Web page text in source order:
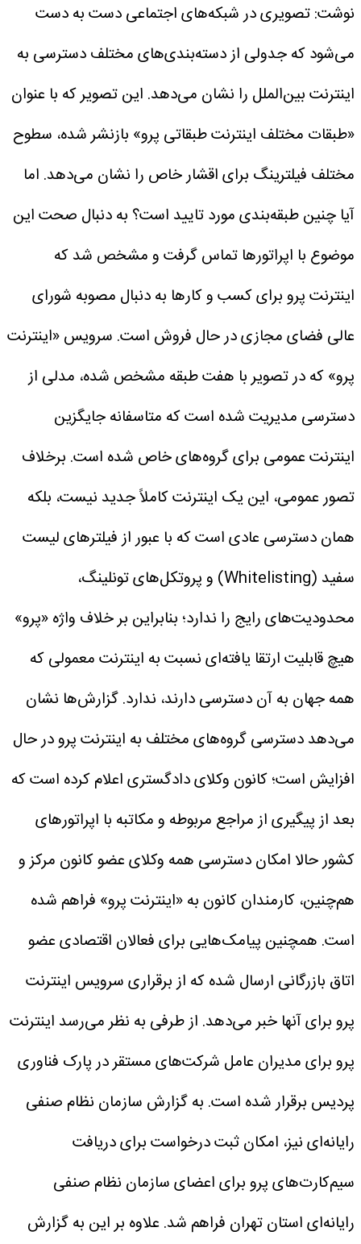
نوشت: تصویری در شبکه‌های اجتماعی دست‌ به‌ دست
می‌شود که جدولی از دسته‌بندی‌های مختلف دسترسی به
اینترنت بین‌الملل را نشان می‌دهد. این تصویر که با عنوان
«طبقات مختلف اینترنت طبقاتی پرو» بازنشر شده، سطوح
مختلف فیلترینگ برای اقشار خاص را نشان می‌دهد. اما
آیا چنین طبقه‌بندی مورد تایید است؟ به دنبال صحت این
موضوع با اپراتور‌ها تماس گرفت و مشخص شد که
اینترنت پرو برای کسب و کار‌ها به دنبال مصوبه شورای
عالی فضای مجازی در حال فروش است. سرویس «اینترنت
پرو» که در تصویر با هفت طبقه مشخص شده، مدلی از
دسترسی مدیریت‌ شده است که متاسفانه جایگزین
اینترنت عمومی برای گروه‌های خاص شده است. برخلاف
تصور عمومی، این یک اینترنت کاملاً جدید نیست، بلکه
همان دسترسی عادی است که با عبور از فیلتر‌های لیست
سفید (Whitelisting) و پروتکل‌های تونلینگ،
محدودیت‌های رایج را ندارد؛ بنابراین بر خلاف واژه «پرو»
هیچ قابلیت ارتقا یافته‌ای نسبت به اینترنت معمولی که
همه جهان به آن دسترسی دارند، ندارد.گزارش‌ها نشان
می‌دهد دسترسی گروه‌های مختلف به اینترنت پرو در حال
افزایش است؛ کانون وکلای دادگستری اعلام کرده است که
بعد از پیگیری از مراجع مربوطه و مکاتبه با اپراتور‌های
کشور حالا امکان دسترسی همه وکلای عضو کانون مرکز و
هم‌چنین، کارمندان کانون به «اینترنت پرو» فراهم شده
است. همچنین پیامک‌هایی برای فعالان اقتصادی عضو
اتاق بازرگانی ارسال شده که از برقراری سرویس اینترنت
پرو برای آنها خبر می‌دهد. از طرفی به نظر می‌رسد اینترنت
پرو برای مدیران عامل شرکت‌های مستقر در پارک فناوری
پردیس برقرار شده است. به گزارش سازمان نظام صنفی
رایانه‌ای نیز، امکان ثبت درخواست برای دریافت
سیم‌کارت‌های پرو برای اعضای سازمان نظام صنفی
رایانه‌ای استان تهران فراهم شد. علاوه بر این به گزارش